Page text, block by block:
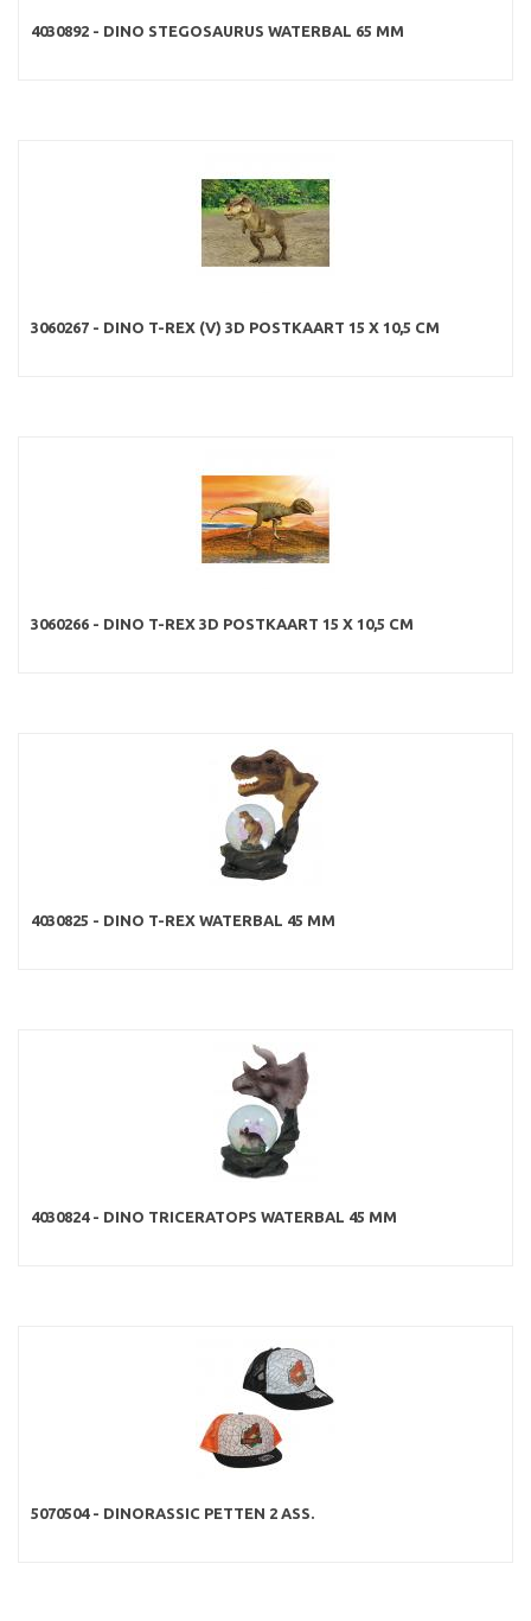
4030892 - DINO STEGOSAURUS WATERBAL 65 MM
3060267 - DINO T-REX (V) 3D POSTKAART 15 X 10,5 CM
3060266 - DINO T-REX 3D POSTKAART 15 X 10,5 CM
4030825 - DINO T-REX WATERBAL 45 MM
4030824 - DINO TRICERATOPS WATERBAL 45 MM
5070504 - DINORASSIC PETTEN 2 ASS.